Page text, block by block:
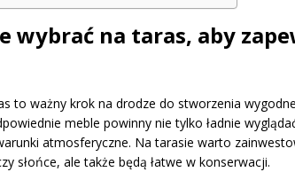
wybrać na taras, aby
to ważny krok na drodze do stworzenia
meble powinny nie tylko ładnie
atmosferyczne. Na tarasie warto
słońce, ale także będą łatwe w konserwacji.